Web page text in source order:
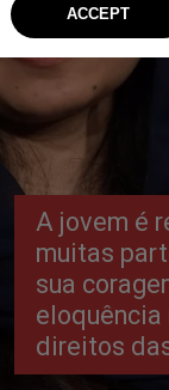
A jovem é
muitas
sua
direitos